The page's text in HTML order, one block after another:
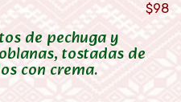
de pechuga y
tostadas de
con crema.
$98